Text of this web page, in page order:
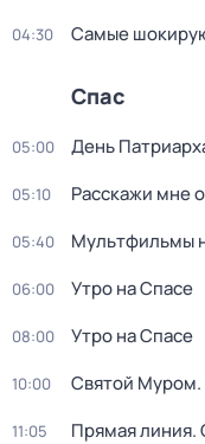
04:30 Самые
Спас
05:00 День
05:10 Расскажи мне
05:40 Мультфильмы
06:00 Утро на Спасе
08:00 Утро на Спасе
10:00 Святой Муром.
11:05 Прямая линия.